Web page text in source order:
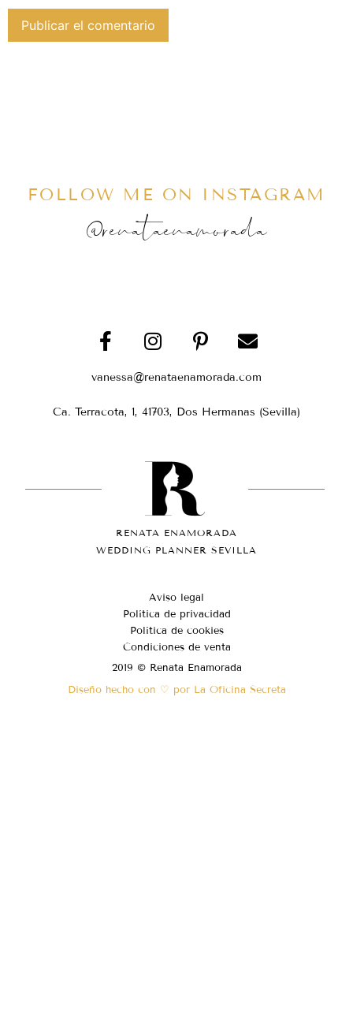
FOLLOW ME ON INSTAGRAM
@renataenamorada
vanessa@renataenamorada.com
Ca. Terracota, 1, 41703, Dos Hermanas (Sevilla)
RENATA ENAMORADA
WEDDING PLANNER SEVILLA
Aviso legal
Política de privacidad
Política de cookies
Condiciones de venta
2019 © Renata Enamorada
Diseño hecho con ♡ por La Oficina Secreta